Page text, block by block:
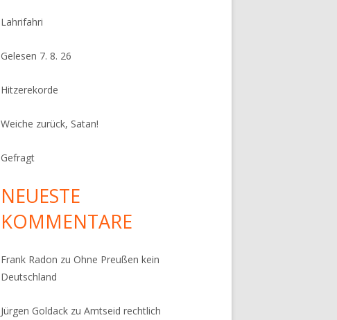
Lahrifahri
Gelesen 7. 8. 26
Hitzerekorde
Weiche zurück, Satan!
Gefragt
NEUESTE
KOMMENTARE
Frank Radon zuOhne Preußen kein
Deutschland
Jürgen Goldack zuAmtseid rechtlich